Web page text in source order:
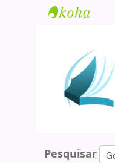
Agamenon
Magalhães
Pesquisar